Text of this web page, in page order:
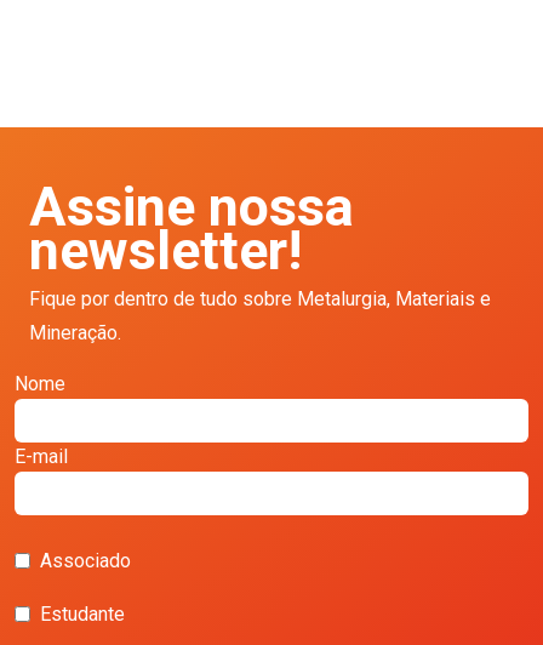
Assine nossa
newsletter!
Fique por dentro de tudo sobre Metalurgia, Materiais e
Mineração.
Nome
E-mail
Associado
Estudante